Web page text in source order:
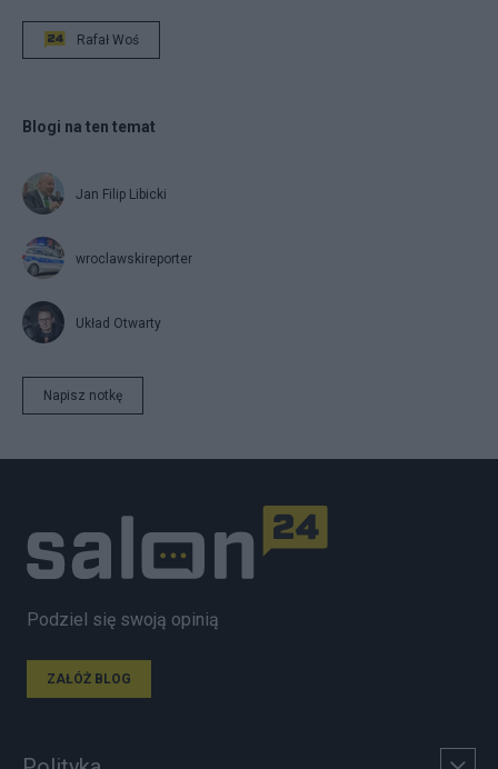
Rafał Woś
Blogi na ten temat
Jan Filip Libicki
wroclawskireporter
Układ Otwarty
Napisz notkę
Podziel się swoją opinią
ZAŁÓŻ BLOG